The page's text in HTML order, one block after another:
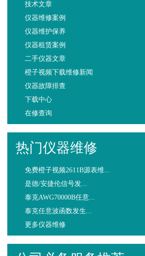
技术文章
仪器维修案例
仪器维护保养
仪器租赁案例
二手仪器文章
橙子视频下载维修新闻
仪器故障排查
下载中心
在修查询
热门仪器维修
免费橙子视频2611B源表维...
是德/安捷伦信号发...
泰克AWG70000B任意...
泰克任意波函数发生...
更多仪器维修